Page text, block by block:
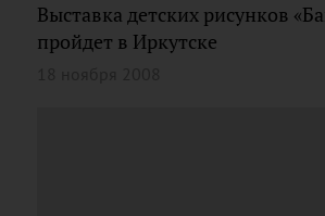
Выставка детских рисунков
пройдет в Иркутске